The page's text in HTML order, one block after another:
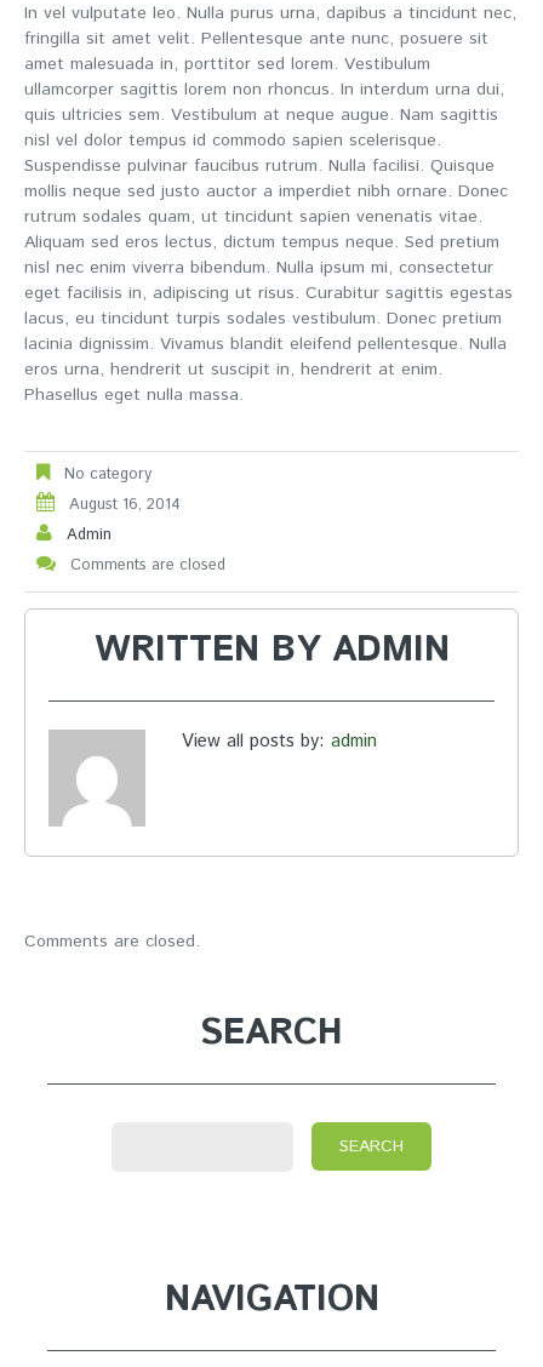
In vel vulputate leo. Nulla purus urna, dapibus a tincidunt nec,
fringilla sit amet velit. Pellentesque ante nunc, posuere sit
amet malesuada in, porttitor sed lorem. Vestibulum
ullamcorper sagittis lorem non rhoncus. In interdum urna dui,
quis ultricies sem. Vestibulum at neque augue. Nam sagittis
nisl vel dolor tempus id commodo sapien scelerisque.
Suspendisse pulvinar faucibus rutrum. Nulla facilisi. Quisque
mollis neque sed justo auctor a imperdiet nibh ornare. Donec
rutrum sodales quam, ut tincidunt sapien venenatis vitae.
Aliquam sed eros lectus, dictum tempus neque. Sed pretium
nisl nec enim viverra bibendum. Nulla ipsum mi, consectetur
eget facilisis in, adipiscing ut risus. Curabitur sagittis egestas
lacus, eu tincidunt turpis sodales vestibulum. Donec pretium
lacinia dignissim. Vivamus blandit eleifend pellentesque. Nulla
eros urna, hendrerit ut suscipit in, hendrerit at enim.
Phasellus eget nulla massa.
No category
August 16, 2014
Admin
Comments are closed
WRITTEN BY ADMIN
View all posts by: admin
Comments are closed.
SEARCH
NAVIGATION